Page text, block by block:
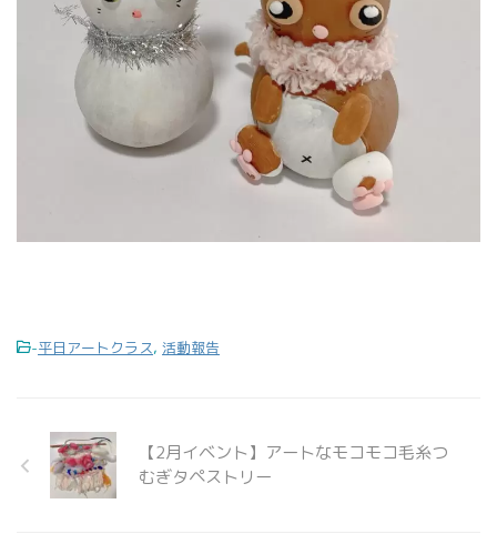
-平日アートクラス, 活動報告
【2月イベント】アートなモコモコ毛糸つ
むぎタペストリー